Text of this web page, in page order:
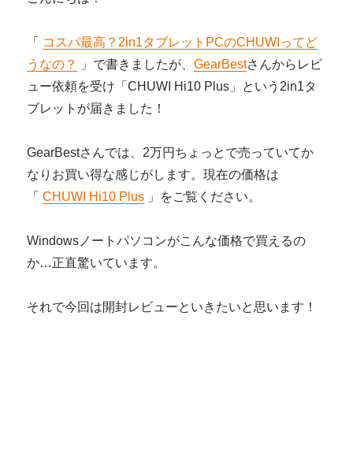
「 コスパ最高？2in1タブレットPCのCHUWIってど
うなの？
」で書きましたが、GearBestさんからレビ
ュー依頼を受け「CHUWI Hi10 Plus」という2in1タ
ブレットが届きました！
GearBestさんでは、2万円ちょっとで売っていてか
なりお買い得な感じがします。現在の価格は
「CHUWI Hi10 Plus 」をご覧ください。
Windowsノートパソコンがこんな価格で買えるの
か…正直驚いています。
それで今回は開封レビューといきたいと思います！